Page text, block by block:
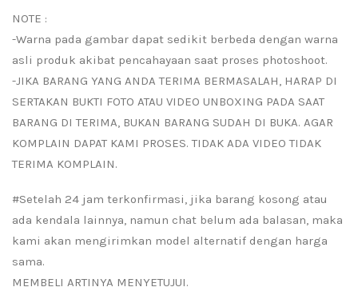
NOTE :
-Warna pada gambar dapat sedikit berbeda dengan warna
asli produk akibat pencahayaan saat proses photoshoot.
-JIKA BARANG YANG ANDA TERIMA BERMASALAH, HARAP DI
SERTAKAN BUKTI FOTO ATAU VIDEO UNBOXING PADA SAAT
BARANG DI TERIMA, BUKAN BARANG SUDAH DI BUKA. AGAR
KOMPLAIN DAPAT KAMI PROSES. TIDAK ADA VIDEO TIDAK
TERIMA KOMPLAIN.
#Setelah 24 jam terkonfirmasi, jika barang kosong atau
ada kendala lainnya, namun chat belum ada balasan, maka
kami akan mengirimkan model alternatif dengan harga
sama.
MEMBELI ARTINYA MENYETUJUI.